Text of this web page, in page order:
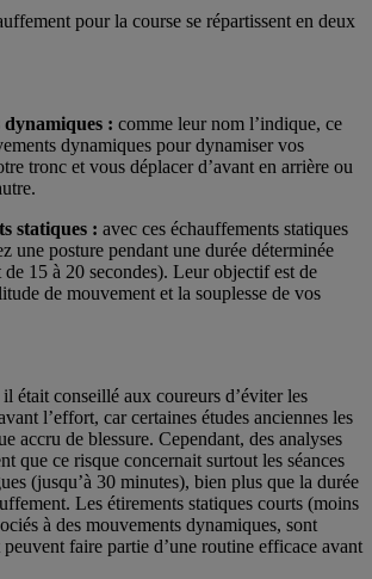
pour la course se répartissent en deux
dynamiques : comme leur nom l’indique, ce
dynamiques pour dynamiser vos
tronc et vous déplacer d’avant en arrière ou
statiques : avec ces échauffements statiques
une posture pendant une durée déterminée
de 15 à 20 secondes). Leur objectif est de
de mouvement et la souplesse de vos
il était conseillé aux coureurs d’éviter les
l’effort, car certaines études anciennes les
accru de blessure. Cependant, des analyses
que ce risque concernait surtout les séances
(jusqu’à 30 minutes), bien plus que la durée
Les étirements statiques courts (moins
à des mouvements dynamiques, sont
peuvent faire partie d’une routine efficace avant